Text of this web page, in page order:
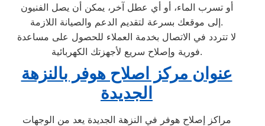
أو تسرب الماء، أو أي عطل آخر، يمكن أن يصل الفنيون
إلى موقعك بسرعة لتقديم الدعم والصيانة اللازمة.
لا تتردد في الاتصال بخدمة العملاء للحصول على مساعدة
فورية وإصلاح سريع لأجهزتك الكهربائية.
عنوان مركز اصلاح هوفر بالنزهة
الجديدة
مراكز إصلاح هوفر في النزهة الجديدة يعد من الوجهات